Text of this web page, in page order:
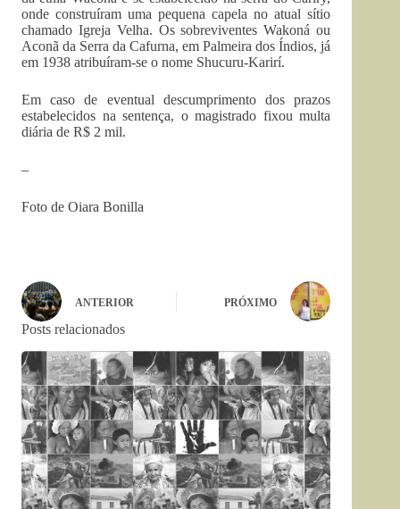
onde construíram uma pequena capela no atual sítio
chamado Igreja Velha. Os sobreviventes Wakoná ou
Aconã da Serra da Cafurna, em Palmeira dos Índios, já
em 1938 atribuíram-se o nome Shucuru-Karirí.
Em caso de eventual descumprimento dos prazos
estabelecidos na sentença, o magistrado fixou multa
diária de R$ 2 mil.
–
Foto de Oiara Bonilla
ANTERIOR PRÓXIMO
Posts relacionados